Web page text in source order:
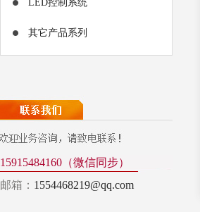
LED控制系统
其它产品系列
15915484160（微信同步）
邮箱： 1554468219@qq.com